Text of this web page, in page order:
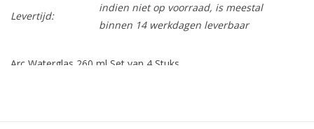
Levertijd:
indien niet op voorraad, is meestal
binnen 14 werkdagen leverbaar
Arc Waterglas 260 ml Set van 4 Stuks